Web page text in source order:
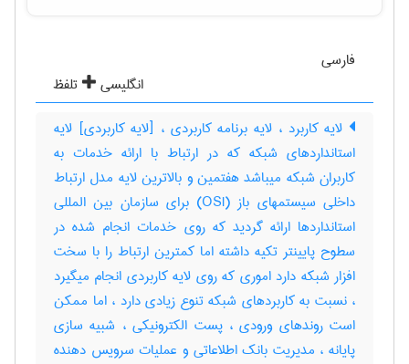
فارسی
انگلیسی
تلفظ
لایه کاربرد ، لایه برنامه کاربردی ، [لایه کاربردی] لایه
استانداردهای شبکه که در ارتباط با ارائه خدمات به
کاربران شبکه میباشد هفتمین و بالاترین لایه مدل ارتباط
داخلی سیستمهای باز (‎OSI) برای سازمان بین المللی
استانداردها ارائه گردید که روی خدمات انجام شده در
سطوح پایینتر تکیه داشته اما کمترین ارتباط را با سخت
افزار شبکه دارد اموری که روی لایه کاربردی انجام میگیرد
، نسبت به کاربردهای شبکه تنوع زیادی دارد ، اما ممکن
است روندهای ورودی ، پست الکترونیکی ، شبیه سازی
پایانه ، مدیریت بانک اطلاعاتی و عملیات سرویس دهنده